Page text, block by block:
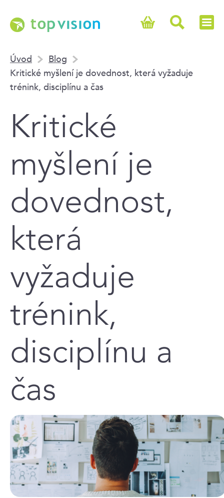
Úvod
Blog
Kritické myšlení je dovednost, která vyžaduje
trénink, disciplínu a čas
Kritické
myšlení je
dovednost,
která
vyžaduje
trénink,
disciplínu a
čas